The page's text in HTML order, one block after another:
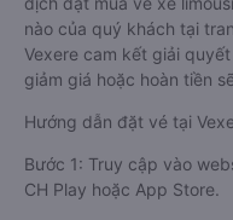
nào của quý khách tại
Vexere cam kết giải
giảm giá hoặc hoàn tiền
Hướng dẫn đặt vé tại
Bước 1: Truy cập vào
CH Play hoặc App Store.